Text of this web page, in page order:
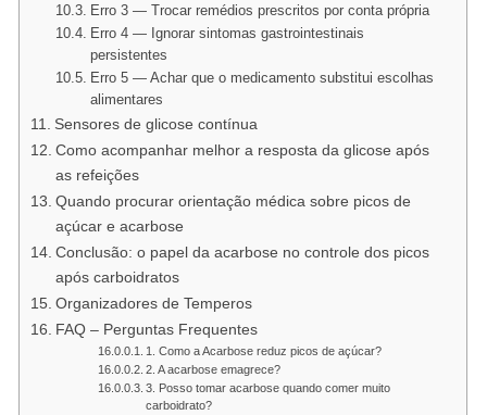
Erro 3 — Trocar remédios prescritos por conta própria
Erro 4 — Ignorar sintomas gastrointestinais
persistentes
Erro 5 — Achar que o medicamento substitui escolhas
alimentares
Sensores de glicose contínua
Como acompanhar melhor a resposta da glicose após
as refeições
Quando procurar orientação médica sobre picos de
açúcar e acarbose
Conclusão: o papel da acarbose no controle dos picos
após carboidratos
Organizadores de Temperos
FAQ – Perguntas Frequentes
1. Como a Acarbose reduz picos de açúcar?
2. A acarbose emagrece?
3. Posso tomar acarbose quando comer muito
carboidrato?